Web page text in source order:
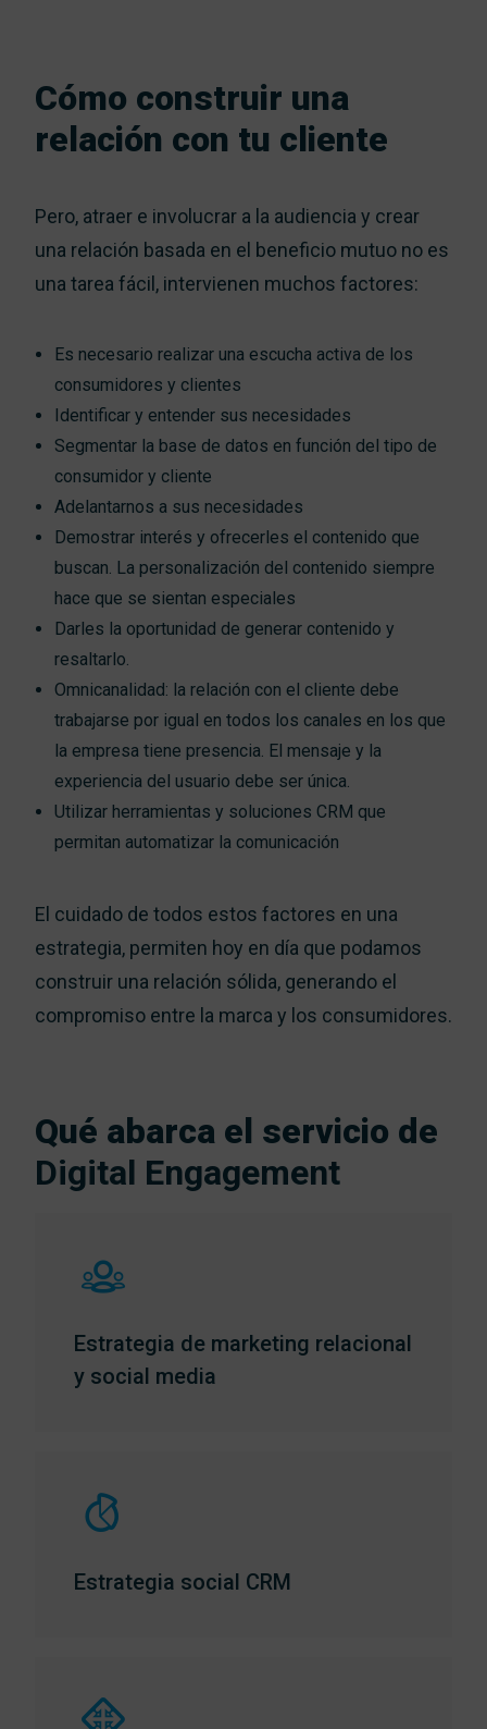
Cómo construir una
relación con tu cliente
Pero, atraer e involucrar a la audiencia y crear
una relación basada en el beneficio mutuo no es
una tarea fácil, intervienen muchos factores:
Es necesario realizar una escucha activa de los
consumidores y clientes
Identificar y entender sus necesidades
Segmentar la base de datos en función del tipo de
consumidor y cliente
Adelantarnos a sus necesidades
Demostrar interés y ofrecerles el contenido que
buscan. La personalización del contenido siempre
hace que se sientan especiales
Darles la oportunidad de generar contenido y
resaltarlo.
Omnicanalidad: la relación con el cliente debe
trabajarse por igual en todos los canales en los que
la empresa tiene presencia. El mensaje y la
experiencia del usuario debe ser única.
Utilizar herramientas y soluciones CRM que
permitan automatizar la comunicación
El cuidado de todos estos factores en una
estrategia, permiten hoy en día que podamos
construir una relación sólida, generando el
compromiso entre la marca y los consumidores.
Qué abarca el servicio de
Digital Engagement
Estrategia de marketing relacional
y social media
Estrategia social CRM